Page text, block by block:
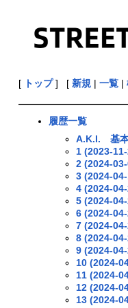
[ トップ] [ 新規| 一覧|
履歴一覧
A.K.I. 基本
1 (2023-
2 (2024-
3 (2024-
4 (2024-
5 (2024-
6 (2024-
7 (2024-
8 (2024-
9 (2024-
10 (2024-
11 (2024-
12 (2024-
13 (2024-